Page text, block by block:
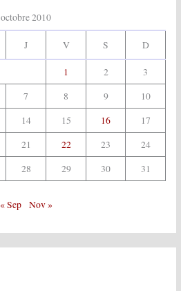
octobre 2010
J V S D
1 2
3
7 8 9
10
14 15 16
17
21 22 23
24
28 29 30 31
« Sep Nov »